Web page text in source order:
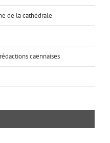
de la cathédrale
caennaises